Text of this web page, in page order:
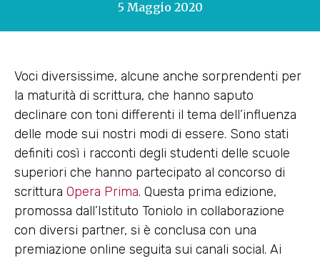
5 Maggio 2020
Voci diversissime, alcune anche sorprendenti per
la maturità di scrittura, che hanno saputo
declinare con toni differenti il tema dell’influenza
delle mode sui nostri modi di essere. Sono stati
definiti così i racconti degli studenti delle scuole
superiori che hanno partecipato al concorso di
scrittura Opera Prima. Questa prima edizione,
promossa dall’Istituto Toniolo in collaborazione
con diversi partner, si è conclusa con una
premiazione online seguita sui canali social. Ai